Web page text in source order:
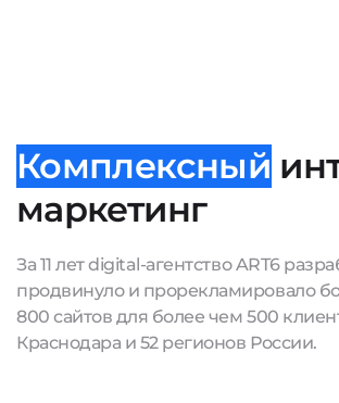
Комплексный
маркетинг
За 11 лет digital-агентство ART6
продвинуло и прорекламировало
800 сайтов для более чем 500
Краснодара и 52 регионов России.